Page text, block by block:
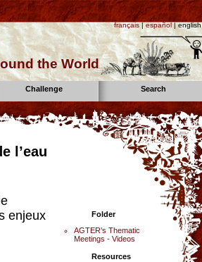
français|español| english
the World
Challenge Search
l’eau
enjeux
Folder
AGTER’s Thematic
Meetings - Videos
Resources